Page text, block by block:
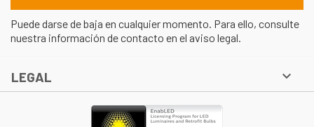
Puede darse de baja en cualquier momento. Para ello, consulte
nuestra información de contacto en el aviso legal.
LEGAL 